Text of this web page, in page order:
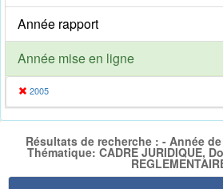
Année rapport
Année mise en ligne
2005
Résultats de recherche : - Année
Thématique: CADRE JURIDIQUE,